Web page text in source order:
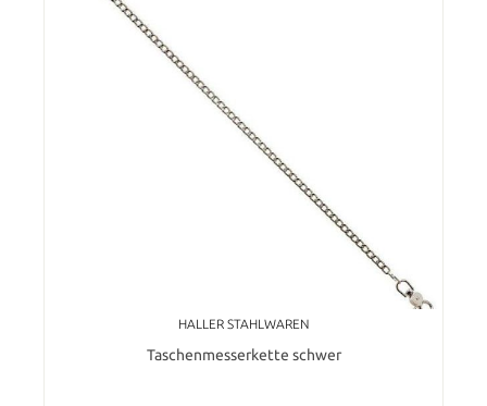
HALLER STAHLWAREN
Taschenmesserkette schwer